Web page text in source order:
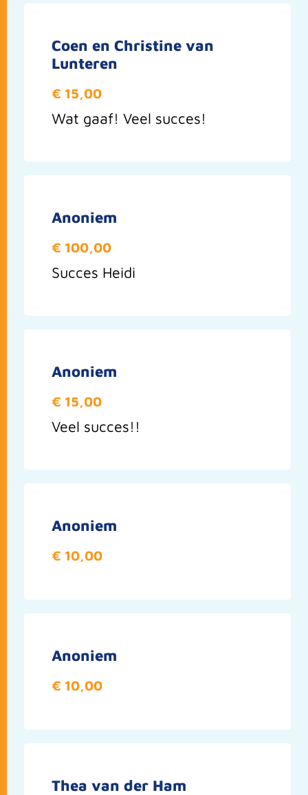
Coen en Christine van
Lunteren
€ 15,00
Wat gaaf! Veel succes!
Anoniem
€ 100,00
Succes Heidi
Anoniem
€ 15,00
Veel succes!!
Anoniem
€ 10,00
Anoniem
€ 10,00
Thea van der Ham